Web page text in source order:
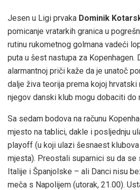
Jesen u Ligi prvaka Dominik
pomicanje vratarkih granica u
rutinu rukometnog golmana vadeći
puta u šest nastupa za Kopenhagen.
alarmantnoj priči kaže da je unatoč
dalje živa teorija prema kojoj
njegov danski klub mogu dobaciti do
Sa sedam bodova na računu
mjesto na tablici, dakle i posljednju
playoff (u koji ulazi šesnaest
mjesta). Preostali suparnici su da se
Italije i Španjolske – ali Danci nisu
meča s Napolijem (utorak, 21.00).